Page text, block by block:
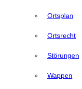
Ortsplan
Ortsrecht
Störungen
Wappen